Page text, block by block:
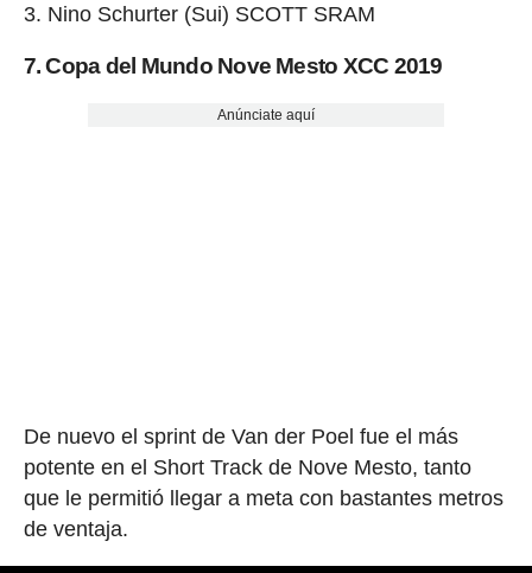
Nino Schurter (Sui) SCOTT SRAM
7. Copa del Mundo Nove Mesto XCC 2019
Anúnciate aquí
De nuevo el sprint de Van der Poel fue el más
potente en el Short Track de Nove Mesto, tanto
que le permitió llegar a meta con bastantes metros
de ventaja.